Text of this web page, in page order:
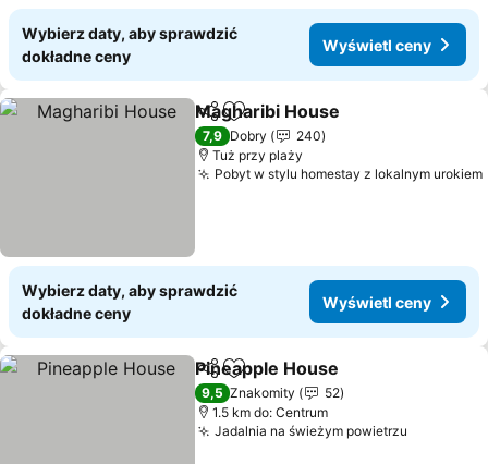
Wybierz daty, aby sprawdzić
dokładne ceny
Wyświetl ceny
Udostępnij
Dodaj do ulubionych
Magharibi House
7,9 Dobry
240
Tuż przy plaży
Pobyt w stylu homestay z lokalnym urokiem
Wybierz daty, aby sprawdzić
dokładne ceny
Wyświetl ceny
Udostępnij
Dodaj do ulubionych
Pineapple House
9,5 Znakomity
52
1.5 km do: Centrum
Jadalnia na świeżym powietrzu